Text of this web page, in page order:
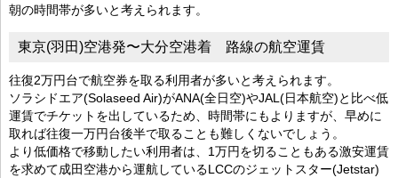
朝の時間帯が多いと考えられます。
東京(羽田)空港発〜大分空港着 路線の航空運賃
往復2万円台で航空券を取る利用者が多いと考えられます。
ソラシドエア(Solaseed Air)がANA(全日空)やJAL(日本航空)と比べ低
運賃でチケットを出しているため、時間帯にもよりますが、早めに
取れば往復一万円台後半で取ることも難しくないでしょう。
より低価格で移動したい利用者は、1万円を切ることもある激安運賃
を求めて成田空港から運航しているLCCのジェットスター(Jetstar)